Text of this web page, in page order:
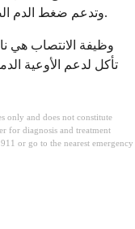
وتدعم ضغط الدم الصحي، وتقلل الالتهاب في جميع أنحاء جسمك.
وظيفة الانتصاب هي
تأكل لدعم الأوعية
only and does not constitute
for diagnosis and treatment
or go to the nearest emergency